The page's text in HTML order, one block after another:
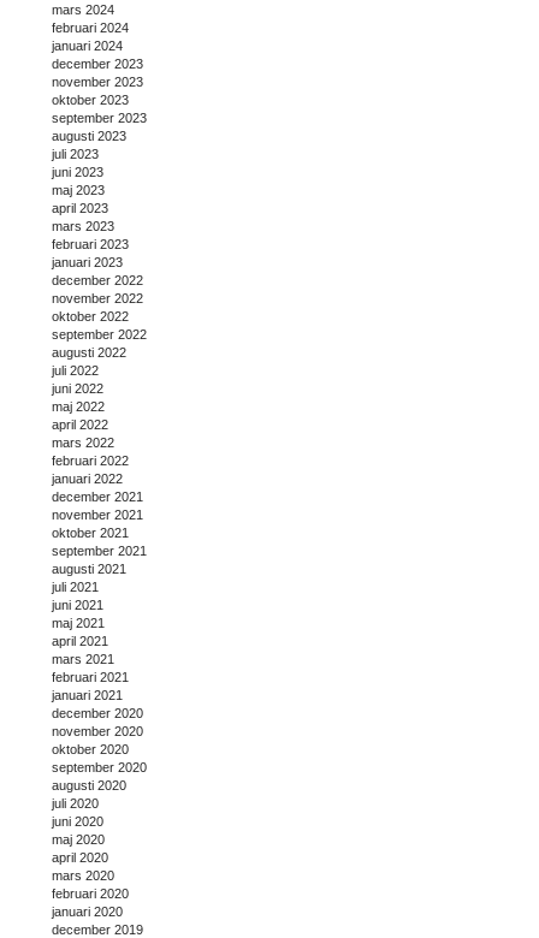
mars 2024
februari 2024
januari 2024
december 2023
november 2023
oktober 2023
september 2023
augusti 2023
juli 2023
juni 2023
maj 2023
april 2023
mars 2023
februari 2023
januari 2023
december 2022
november 2022
oktober 2022
september 2022
augusti 2022
juli 2022
juni 2022
maj 2022
april 2022
mars 2022
februari 2022
januari 2022
december 2021
november 2021
oktober 2021
september 2021
augusti 2021
juli 2021
juni 2021
maj 2021
april 2021
mars 2021
februari 2021
januari 2021
december 2020
november 2020
oktober 2020
september 2020
augusti 2020
juli 2020
juni 2020
maj 2020
april 2020
mars 2020
februari 2020
januari 2020
december 2019